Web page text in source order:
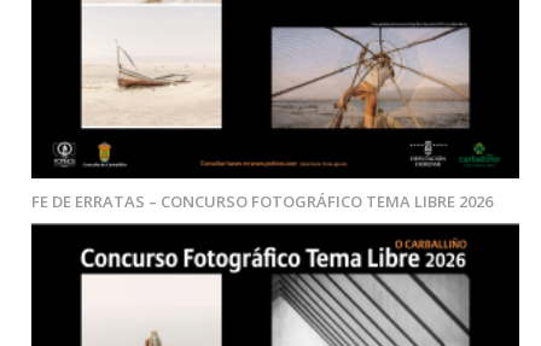
FE DE ERRATAS – CONCURSO FOTOGRÁFICO TEMA LIBRE 2026